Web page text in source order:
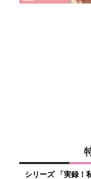
シリーズ 「実録！